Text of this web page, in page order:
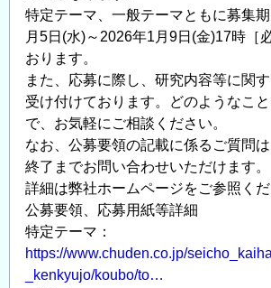
示
会
開
催
の
ご
案
内
＜
CPD
単
位
取
特定テーマ、一般テーマともに募集
月5日(水)～2026年1月9日(金)17時［
おります。
また、応募に際し、研究内容等に関
受け付けております。どのようなこ
で、お気軽にご相談ください。
なお、公募要領の記載に係るご質問
終了までお問い合わせいただけます。
詳細は弊社ホームページをご参照くだ
公募要領、応募用紙等詳細
特定テーマ：
https://www.chuden.co.jp/
_kenkyujo/koubo/to…